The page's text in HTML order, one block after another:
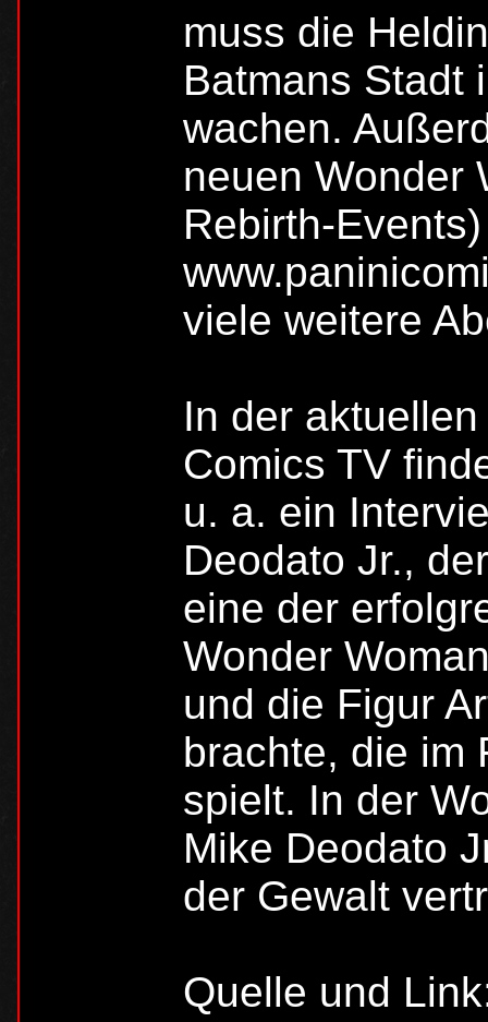
muss die
Batmans Stadt
wachen.
neuen Wonder
Rebirth-
viele weitere
In der
Comics TV
u. a. ein
Deodato Jr.,
eine der
Wonder
und die Figur
brachte, die im
spielt. In der
Mike Deodato
der Gewalt
Quelle und